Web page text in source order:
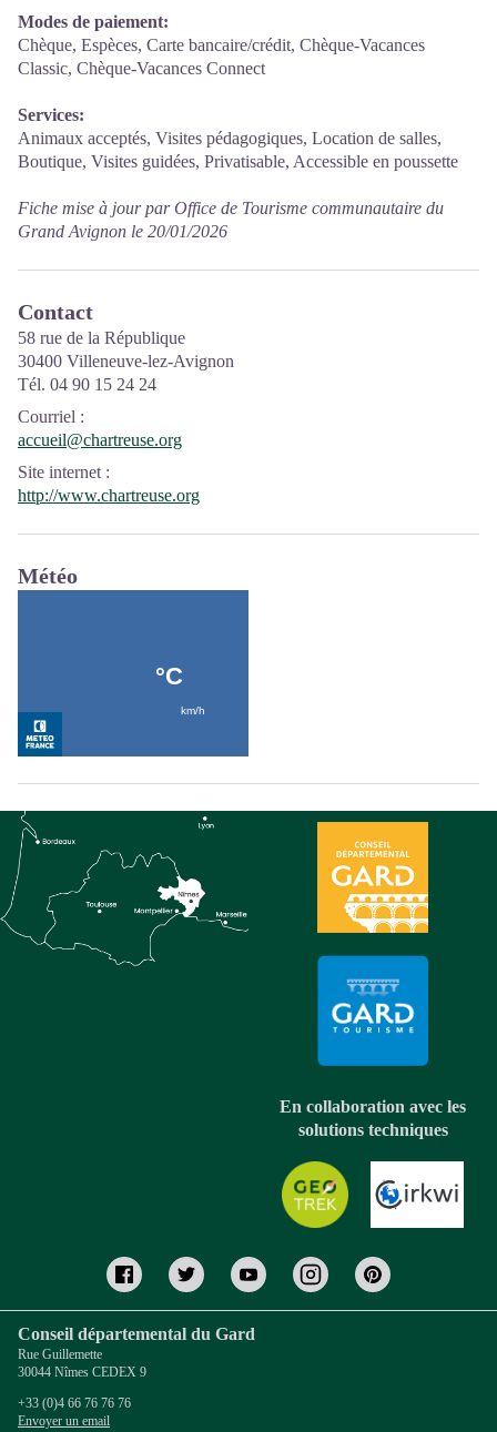
Modes de paiement:
Chèque, Espèces, Carte bancaire/crédit, Chèque-Vacances
Classic, Chèque-Vacances Connect
Services:
Animaux acceptés, Visites pédagogiques, Location de salles,
Boutique, Visites guidées, Privatisable, Accessible en poussette
Fiche mise à jour par Office de Tourisme communautaire du
Grand Avignon le 20/01/2026
Contact
58 rue de la République
30400 Villeneuve-lez-Avignon
Tél. 04 90 15 24 24
Courriel :
accueil@chartreuse.org
Site internet :
http://www.chartreuse.org
Météo
En collaboration avec les
solutions techniques
Conseil départemental du Gard
Rue Guillemette
30044 Nîmes CEDEX 9
+33 (0)4 66 76 76 76
Envoyer un email